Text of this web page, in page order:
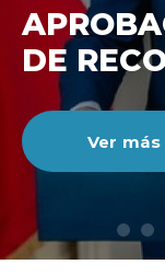
DE
Ver más